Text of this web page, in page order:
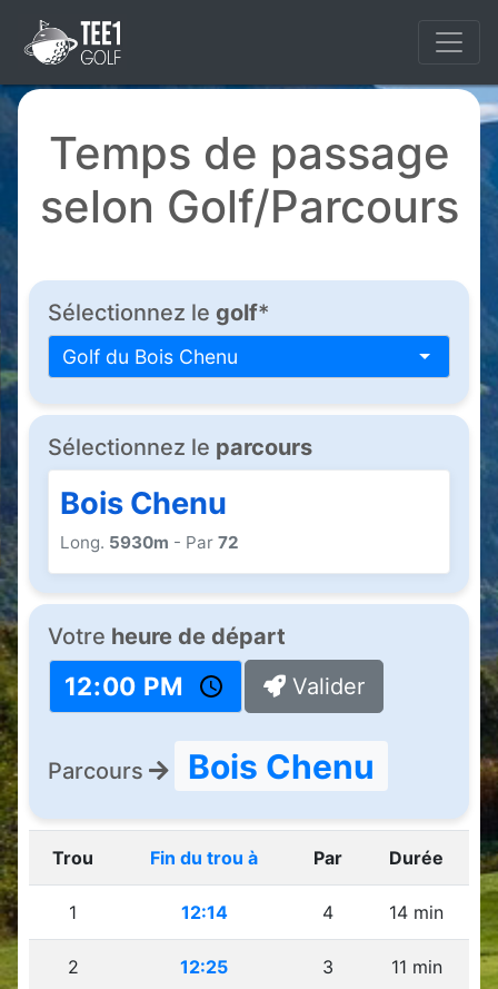
Temps de passage
selon Golf/Parcours
Sélectionnez le golf*
Golf du Bois Chenu
Sélectionnez le parcours
Bois Chenu
Long. 5930m - Par 72
Votre heure de départ
Valider
Parcours Bois Chenu
Trou Fin du trou à Par Durée
1 12:14 4 14 min
2 12:25 3 11 min